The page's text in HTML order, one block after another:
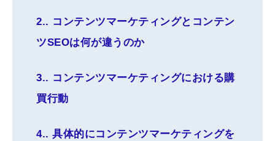
2.
コンテンツマーケティングとコンテン
ツSEOは何が違うのか
3.
コンテンツマーケティングにおける購
買行動
4.
具体的にコンテンツマーケティングを